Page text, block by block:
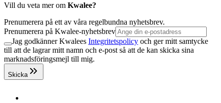
Vill du veta mer om Kwalee?
Prenumerera på ett av våra regelbundna nyhetsbrev.
Prenumerera på Kwalee-nyhetsbrev
Jag godkänner Kwalees Integritetspolicy och ger mitt samtycke
till att de lagrar mitt namn och e-post så att de kan skicka sina
marknadsföringsmejl till mig.
Skicka